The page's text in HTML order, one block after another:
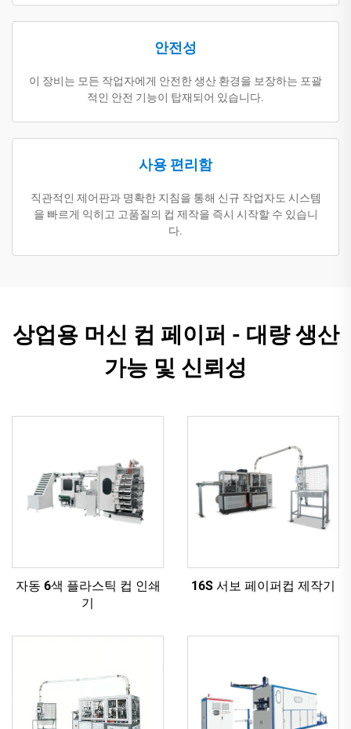
안전성
이 장비는 모든 작업자에게 안전한 생산 환경을 보장하는 포괄
적인 안전 기능이 탑재되어 있습니다.
사용 편리함
직관적인 제어판과 명확한 지침을 통해 신규 작업자도 시스템
을 빠르게 익히고 고품질의 컵 제작을 즉시 시작할 수 있습니
다.
상업용 머신 컵 페이퍼 - 대량 생산
가능 및 신뢰성
자동 6색 플라스틱 컵 인쇄
기
16S 서보 페이퍼컵 제작기